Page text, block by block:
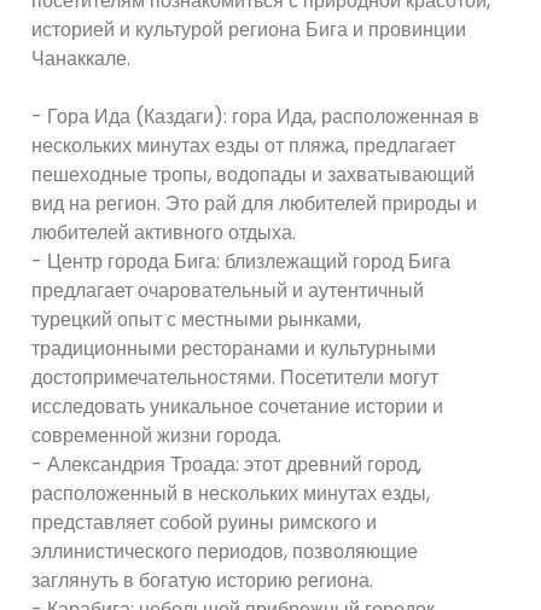
историей и культурой региона Бига и провинции
Чанаккале.
- Гора Ида (Каздаги): гора Ида, расположенная в
нескольких минутах езды от пляжа, предлагает
пешеходные тропы, водопады и захватывающий
вид на регион. Это рай для любителей природы и
любителей активного отдыха.
- Центр города Бига: близлежащий город Бига
предлагает очаровательный и аутентичный
турецкий опыт с местными рынками,
традиционными ресторанами и культурными
достопримечательностями. Посетители могут
исследовать уникальное сочетание истории и
современной жизни города.
- Александрия Троада: этот древний город,
расположенный в нескольких минутах езды,
представляет собой руины римского и
эллинистического периодов, позволяющие
заглянуть в богатую историю региона.